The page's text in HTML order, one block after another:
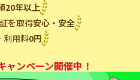
20年以上
を取得安心・安全
利用料0円
ャンペーン開催中！